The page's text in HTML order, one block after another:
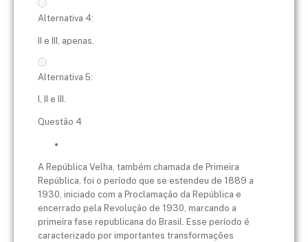
Alternativa 4:
II e III, apenas.
Alternativa 5:
I, II e III.
Questão 4
A República Velha, também chamada de Primeira
República, foi o período que se estendeu de 1889 a
1930, iniciado com a Proclamação da República e
encerrado pela Revolução de 1930, marcando a
primeira fase republicana do Brasil. Esse período é
caracterizado por importantes transformações